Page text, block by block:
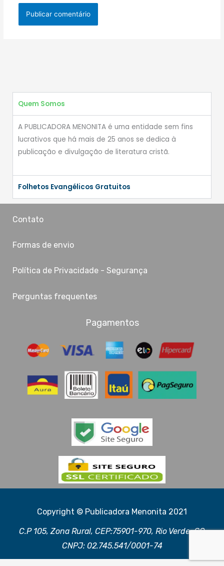
Quem Somos
A PUBLICADORA MENONITA é uma entidade sem fins
lucrativos que há mais de 25 anos se dedica à
publicação e divulgação de literatura cristã.
Folhetos Evangélicos Gratuitos
Contato
Formas de envio
Política de Privacidade - Segurança
Perguntas frequentes
Pagamentos
Copyright © Publicadora Menonita 2021
C.P 105, Zona Rural, CEP:75901-970, Rio Verde, GO
CNPJ: 02.745.541/0001-74